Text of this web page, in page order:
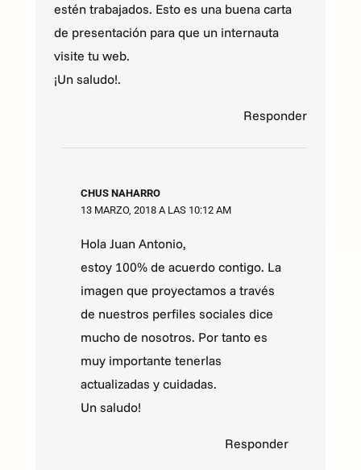
estén trabajados. Esto es una buena carta
de presentación para que un internauta
visite tu web.
¡Un saludo!.
Responder
CHUS NAHARRO
13 MARZO, 2018 A LAS 10:12 AM
Hola Juan Antonio,
estoy 100% de acuerdo contigo. La
imagen que proyectamos a través
de nuestros perfiles sociales dice
mucho de nosotros. Por tanto es
muy importante tenerlas
actualizadas y cuidadas.
Un saludo!
Responder